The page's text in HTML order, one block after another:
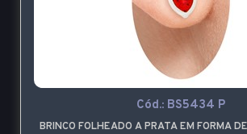
Cód.: BS5434 P
BRINCO FOLHEADO A PRATA EM FORMA